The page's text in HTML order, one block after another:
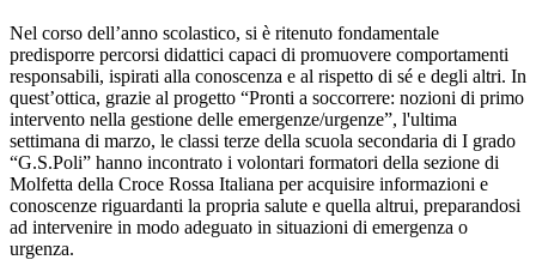
Nel corso dell’anno scolastico, si è ritenuto fondamentale
predisporre percorsi didattici capaci di promuovere comportamenti
responsabili, ispirati alla conoscenza e al rispetto di sé e degli altri. In
quest’ottica, grazie al progetto “Pronti a soccorrere: nozioni di primo
intervento nella gestione delle emergenze/urgenze”, l'ultima
settimana di marzo, le classi terze della scuola secondaria di I grado
“G.S.Poli” hanno incontrato i volontari formatori della sezione di
Molfetta della Croce Rossa Italiana per acquisire informazioni e
conoscenze riguardanti la propria salute e quella altrui, preparandosi
ad intervenire in modo adeguato in situazioni di emergenza o
urgenza.